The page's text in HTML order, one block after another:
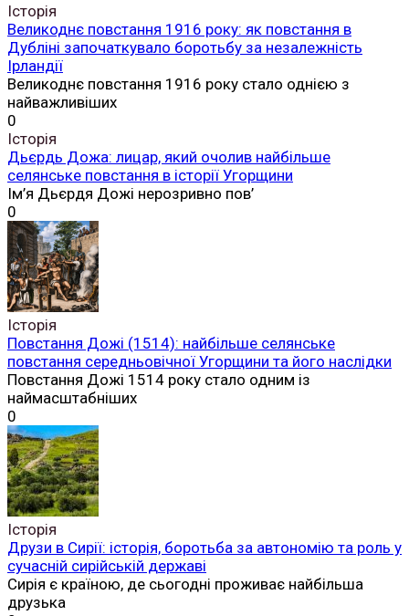
Історія
Великоднє повстання 1916 року: як повстання в
Дубліні започаткувало боротьбу за незалежність
Ірландії
Великоднє повстання 1916 року стало однією з
найважливіших
0
Історія
Дьєрдь Дожа: лицар, який очолив найбільше
селянське повстання в історії Угорщини
Ім’я Дьєрдя Дожі нерозривно пов’
0
Історія
Повстання Дожі (1514): найбільше селянське
повстання середньовічної Угорщини та його наслідки
Повстання Дожі 1514 року стало одним із
наймасштабніших
0
Історія
Друзи в Сирії: історія, боротьба за автономію та роль у
сучасній сирійській державі
Сирія є країною, де сьогодні проживає найбільша
друзька